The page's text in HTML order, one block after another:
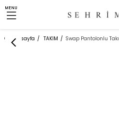
MENU
Anasayfa TAKIM Swap Pantolonlu